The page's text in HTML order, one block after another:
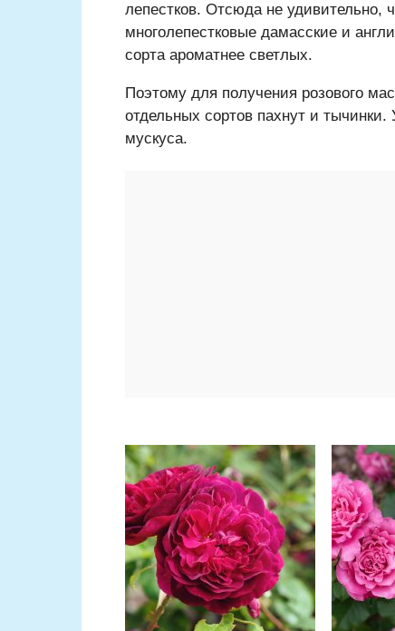
лепестков. Отсюда не
многолепестковые дамасские и
сорта ароматнее светлых.
Поэтому для получения розового
отдельных сортов пахнут и
мускуса.